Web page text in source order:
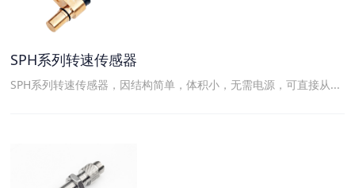
SPH系列转速传感器
SPH系列转速传感器，因结构简单，体积小，无需电源，可直接从...